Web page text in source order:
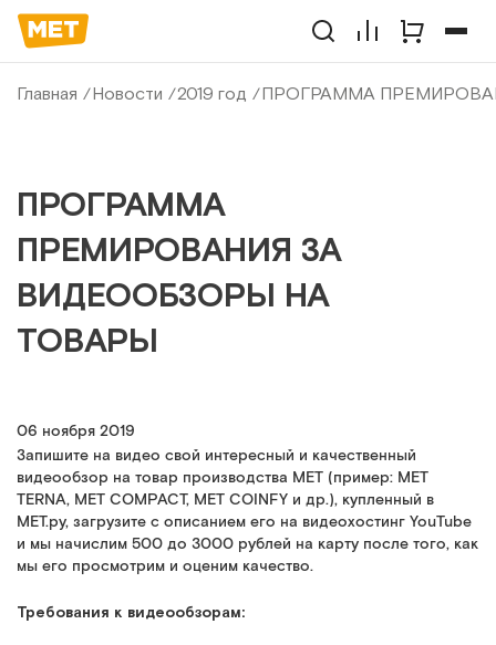
Главная Новости 2019 год ПРОГРАММА
ПРОГРАММА
ПРЕМИРОВАНИЯ ЗА
ВИДЕООБЗОРЫ НА
ТОВАРЫ
06 ноября 2019
Запишите на видео свой интересный и качественный
видеообзор на товар производства МЕТ (пример: MET
TERNA, MET COMPACT, MET COINFY и др.), купленный в
МЕТ.ру, загрузите с описанием его на видеохостинг YouTube
и мы начислим 500 до 3000 рублей на карту после того, как
мы его просмотрим и оценим качество.
Требования к видеообзорам: